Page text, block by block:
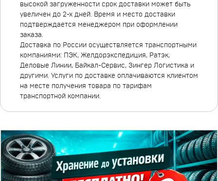
высокой загруженности срок доставки может быть
увеличен до 2-х дней. Время и место доставки
подтверждается менеджером при оформлении
заказа.
Доставка по России осуществляется транспортными
компаниями: ПЭК, Желдорэкспедиция, Ратэк,
Деловые Линии, Байкал-Сервис, Зингер Логистика и
другими. Услуги по доставке оплачиваются клиентом
на месте получения товара по тарифам
транспортной компании.